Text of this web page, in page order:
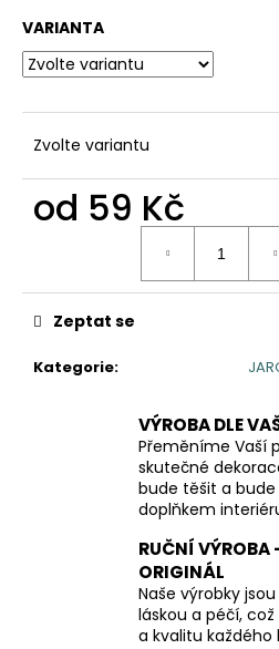
VARIANTA
Zvolte variantu
od 59 Kč
Kategorie:
Zeptat se
VÝROBA DLE
Přeměníme Vaší
skutečné
bude těšit a
doplňkem
RUČNÍ VÝROBA
ORIGINÁL
Naše výrobky
láskou a péčí,
a kvalitu každého
SRDCE
STOJANU
490
Kč